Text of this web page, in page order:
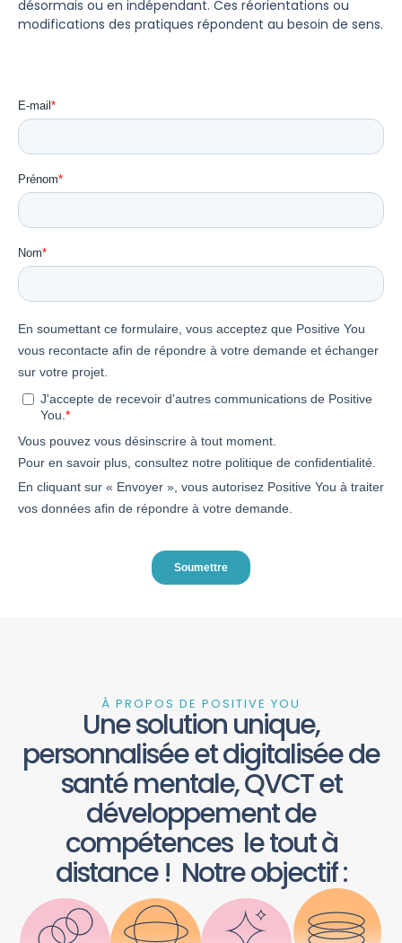
désormais ou en indépendant. Ces réorientations ou
modifications des pratiques répondent au besoin de sens.
À PROPOS DE POSITIVE YOU
Une solution unique,
personnalisée et digitalisée de
santé mentale, QVCT et
développement de
compétences le tout à
distance ! Notre objectif :